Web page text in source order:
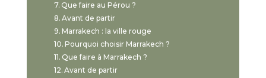
Que faire au Pérou ?
Avant de partir
Marrakech : la ville rouge
Pourquoi choisir Marrakech ?
Que faire à Marrakech ?
Avant de partir